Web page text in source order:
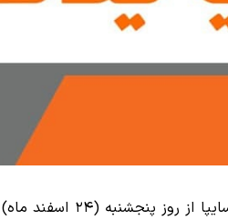
مدیرعامل امداد خودرو